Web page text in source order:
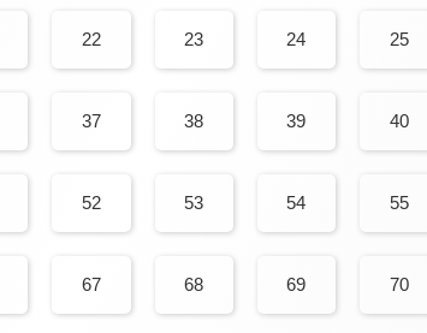
22 23 24 25
37 38 39 40
52 53 54 55
67 68 69 70